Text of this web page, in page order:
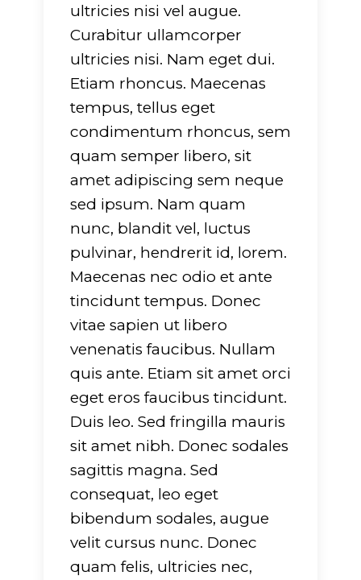
lib/mkdf.functions.php
: Undefined array
in
glide/apps/opt/public/wp-
themes/evently/framework/lib/
Warning: Undefined
key "extension" in
/srv/users/glide/apps/
content/themes/
on line
ultricies nisi vel augue.
Curabitur ullamcorper
ultricies nisi. Nam eget dui.
Etiam rhoncus. Maecenas
tempus, tellus eget
condimentum rhoncus, sem
quam semper libero, sit
amet adipiscing sem neque
sed ipsum. Nam quam
nunc, blandit vel, luctus
pulvinar, hendrerit id, lorem.
Maecenas nec odio et ante
tincidunt tempus. Donec
vitae sapien ut libero
venenatis faucibus. Nullam
quis ante. Etiam sit amet orci
eget eros faucibus tincidunt.
Duis leo. Sed fringilla mauris
sit amet nibh. Donec sodales
sagittis magna. Sed
consequat, leo eget
bibendum sodales, augue
velit cursus nunc. Donec
quam felis, ultricies nec,